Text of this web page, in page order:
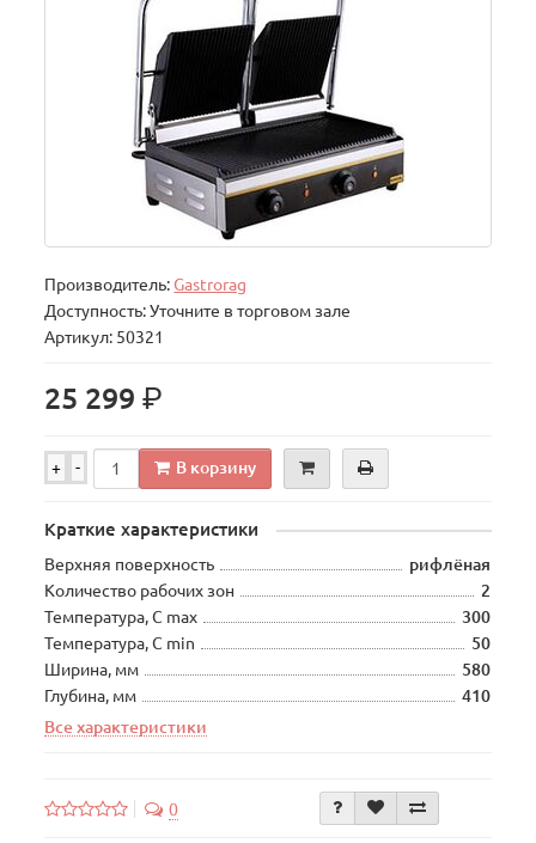
Производитель: Gastrorag
Доступность: Уточните в торговом зале
Артикул: 50321
25 299р.
+ - В корзину
Краткие характеристики
Верхняя поверхность
рифлёная
Количество рабочих зон
2
Температура, С max
300
Температура, С min
50
Ширина, мм
580
Глубина, мм
410
Все характеристики
0